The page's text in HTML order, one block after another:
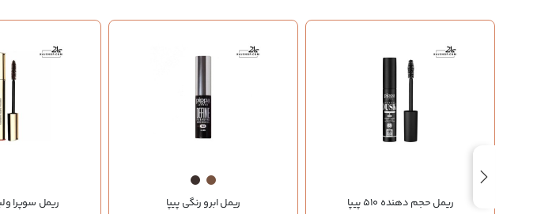
ریمل حجم دهنده 510 پیپا ریمل ابرو رنگی پیپا ریمل سوپرا